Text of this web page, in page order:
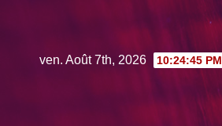
contentven. Août 7th, 2026 10:24:45 PM